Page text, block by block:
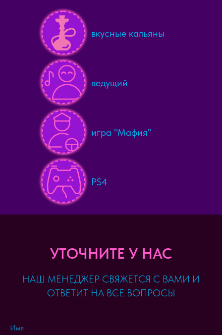
PS4
вкусные кальяны
ведущий
игра "Мафия"
УТОЧНИТЕ У НАС
НАШ МЕНЕДЖЕР СВЯЖЕТСЯ С ВАМИ И
ОТВЕТИТ НА ВСЕ ВОПРОСЫ
Имя